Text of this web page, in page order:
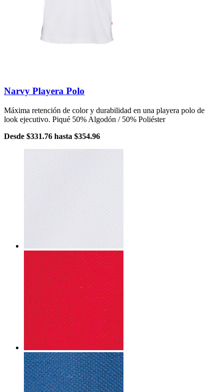
Narvy Playera Polo
Máxima retención de color y durabilidad en una playera polo de
look ejecutivo. Piqué 50% Algodón / 50% Poliéster
Desde $331.76 hasta $354.96